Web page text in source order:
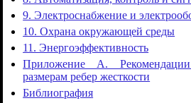
9. Электроснабжение и
10. Охрана окружающей среды
11. Энергоэффективность
Приложение А.
размерам ребер жесткости
Библиография